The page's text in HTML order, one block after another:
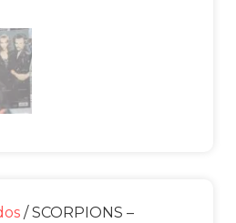
/ SCORPIONS –